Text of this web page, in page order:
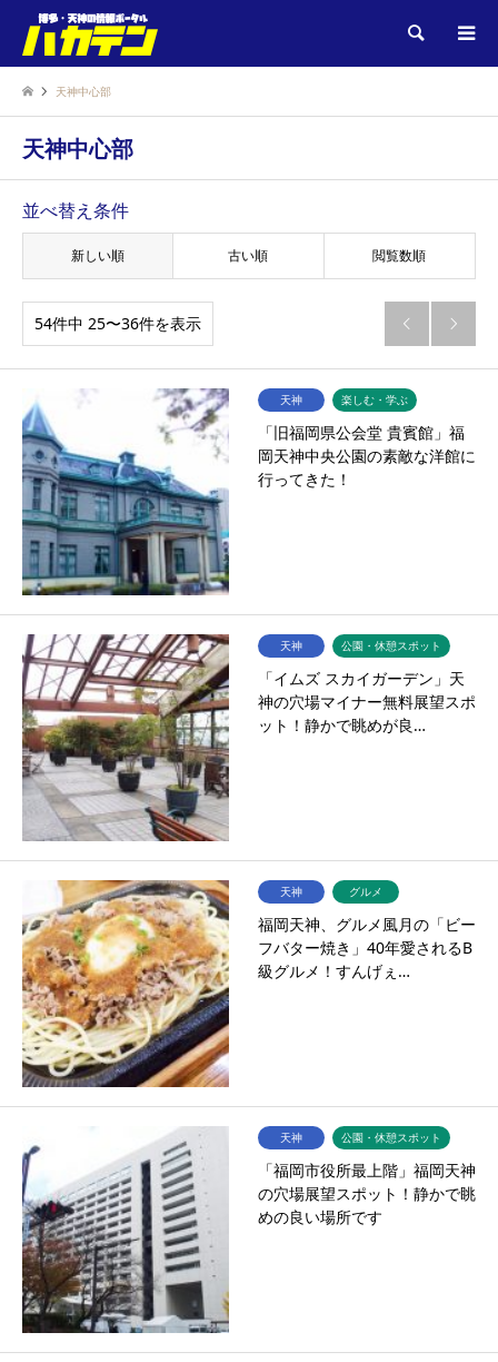
検索
天神中心部
天神中心部
並べ替え条件
新しい順 古い順 閲覧数順
54件中 25〜36件を表示  
天神 楽しむ・学ぶ
「旧福岡県公会堂 貴賓館」福
岡天神中央公園の素敵な洋館に
行ってきた！
天神 公園・休憩スポット
「イムズ スカイガーデン」天
神の穴場マイナー無料展望スポ
ット！静かで眺めが良…
天神 グルメ
福岡天神、グルメ風月の「ビー
フバター焼き」40年愛されるB
級グルメ！すんげぇ…
天神 公園・休憩スポット
「福岡市役所最上階」福岡天神
の穴場展望スポット！静かで眺
めの良い場所です